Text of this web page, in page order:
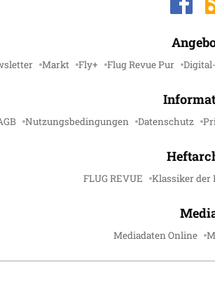
Markt Fly+ Flug Revue Pur
Nutzungsbedingungen Datenschutz
FLUG REVUE Klassiker
Mediadaten Online